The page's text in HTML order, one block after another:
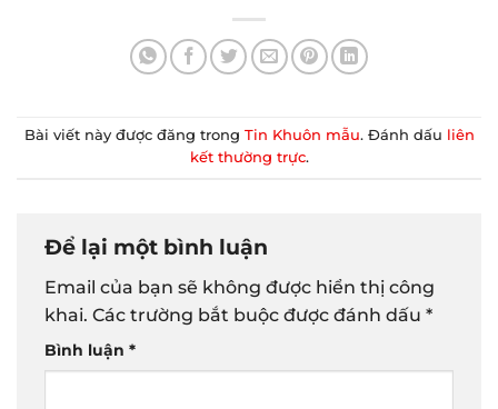
Bài viết này được đăng trong Tin Khuôn mẫu. Đánh dấu liên
kết thường trực.
Để lại một bình luận
Email của bạn sẽ không được hiển thị công
khai. Các trường bắt buộc được đánh dấu *
Bình luận *